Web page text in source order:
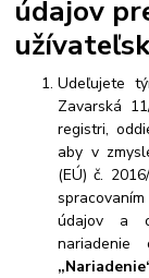
údajov
Udeľujete
Zavarská
registri,
aby v
(EÚ) č.
údajov a o